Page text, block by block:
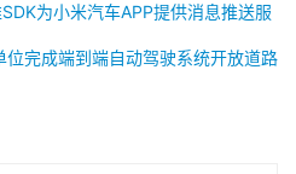
为小米汽车APP提供消息推送服
完成端到端自动驾驶系统开放道路